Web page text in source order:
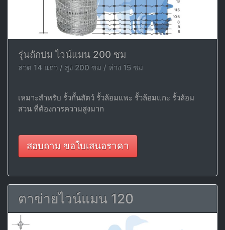
รุ่นถักปม ไวน์แมน 200 ซม
ลวด 14 แถว / สูง 200 ซม / ห่าง 15 ซม
เหมาะสำหรับ รั้วกั้นสัตว์ รั้วล้อมแพะ รั้วล้อมแกะ รั้วล้อม
สวน ที่ต้องการความสูงมาก
สอบถาม ขอใบเสนอราคา
ตาข่ายไวน์แมน 120